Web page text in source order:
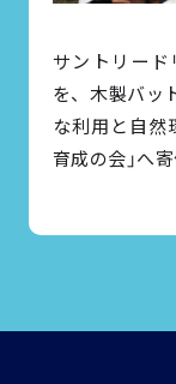
サントリー
を、木製バッ
な利用と自然
育成の会」へ